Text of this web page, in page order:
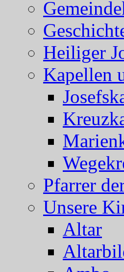
Heiliger
Kapellen
Pfarrer
Unsere
Altar